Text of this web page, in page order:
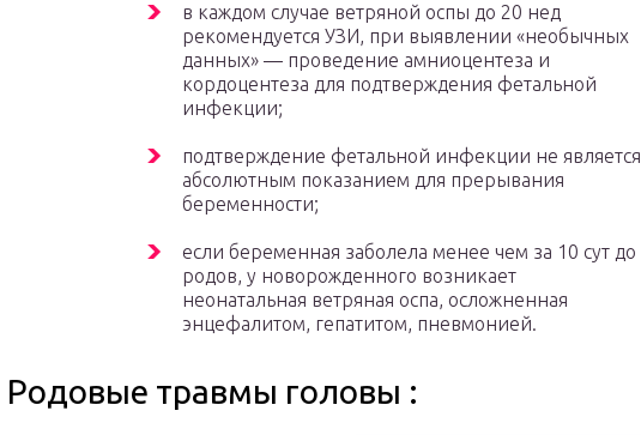
в каждом случае ветряной оспы до 20 нед
рекомендуется УЗИ, при выявлении «необычных
данных» — проведение амниоцентеза и
кордоцентеза для подтверждения фетальной
инфекции;
подтверждение фетальной инфекции не является
абсолютным показанием для прерывания
беременности;
если беременная заболела менее чем за 10 сут до
родов, у новорожденного возникает
неонатальная ветряная оспа, осложненная
энцефалитом, гепатитом, пневмонией.
травмы головы :